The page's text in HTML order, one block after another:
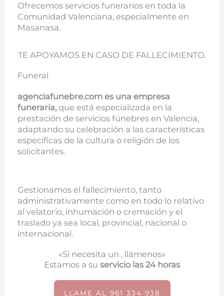
Ofrecemos servicios funerarios en toda la
Comunidad Valenciana, especialmente en
Masanasa.
TE APOYAMOS EN CASO DE FALLECIMIENTO.
Funeral
agenciafunebre.com es una empresa
funeraria, que está especializada en la
prestación de servicios fúnebres en Valencia,
adaptando su celebración a las características
específicas de la cultura o religión de los
solicitantes.
Gestionamos el fallecimiento, tanto
administrativamente como en todo lo relativo
al velatorio, inhumación o cremación y el
traslado ya sea local, provincial, nacional o
internacional.
«Si necesita un , llámenos»
Estamos a su servicio las 24 horas
LLAME AL 961 334 938